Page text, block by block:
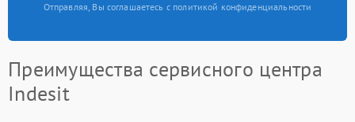
Отправляя, Вы соглашаетесь с политикой конфиденциальности
Преимущества сервисного центра
Indesit